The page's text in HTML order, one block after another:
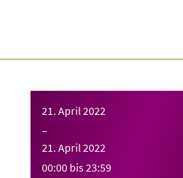
21. April 2022
–
21. April 2022
00:00 bis23:59